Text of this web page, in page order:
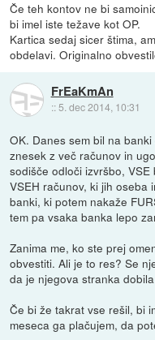
Če teh kontov ne bi
bi imel iste težave kot OP.
Kartica sedaj sicer štima,
obdelavi. Originalno
FrEaKmAn
:: 5. dec 2014, 10:31
OK. Danes sem bil na
znesek z več računov in
sodišče odloči izvršbo,
VSEH računov, ki jih oseba
banki, ki potem nakaže
tem pa vsaka banka lepo
Zanima me, ko ste prej
obvestiti. Ali je to res? Se
da je njegova stranka
Če bi že takrat vse rešil, bi
meseca ga plačujem, da